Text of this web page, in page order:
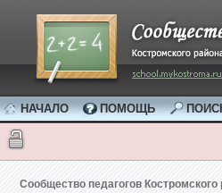
НАЧАЛО ПОМОЩЬ
Сообщество педагогов Костромского